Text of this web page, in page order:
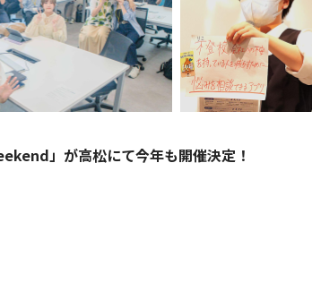
」が高松にて今年も開催決定！